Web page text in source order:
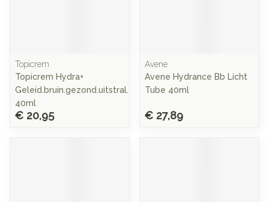
Topicrem
Topicrem Hydra+
Geleid.bruin.gezond.uitstral.
40ml
€ 20,95
Avene
Avene Hydrance Bb Licht
Tube 40ml
€ 27,89